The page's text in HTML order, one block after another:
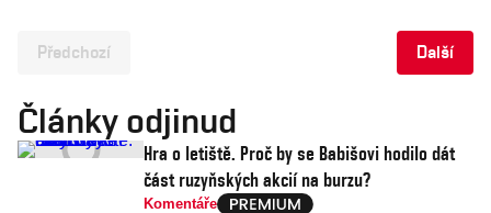
Předchozí Další
Články odjinud
Hra o letiště. Proč by se Babišovi hodilo dát
část ruzyňských akcií na burzu?
Komentáře